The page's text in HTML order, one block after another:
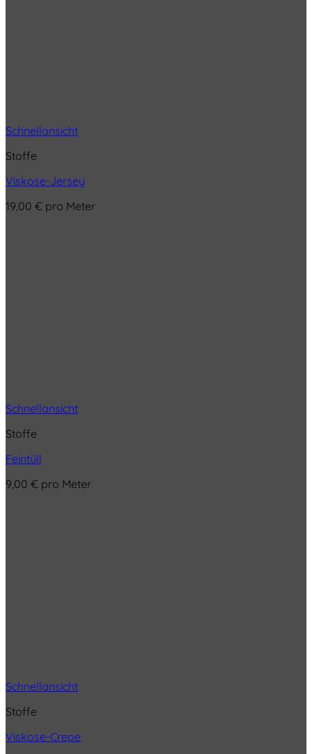
Schnellansicht
Stoffe
Viskose-Jersey
19,00 € pro Meter
Schnellansicht
Stoffe
Feintüll
9,00 € pro Meter
Schnellansicht
Stoffe
Viskose-Crepe